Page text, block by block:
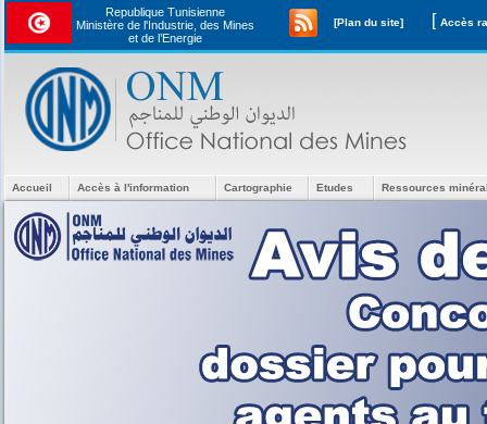
Republique Tunisienne
Ministère de l'Industrie, des Mines
et de l’Energie
[Plan du site] [
Accueil Accès à l'information Cartographie Etudes Ressources